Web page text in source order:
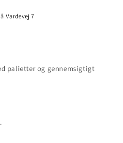
Vardevej 7
palietter og gennemsigtigt